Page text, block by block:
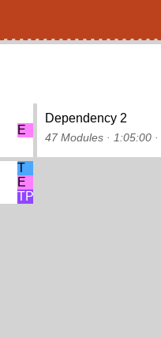
E
Dependency 2
47 Modules · 1:05:00 ·
T
E
TP